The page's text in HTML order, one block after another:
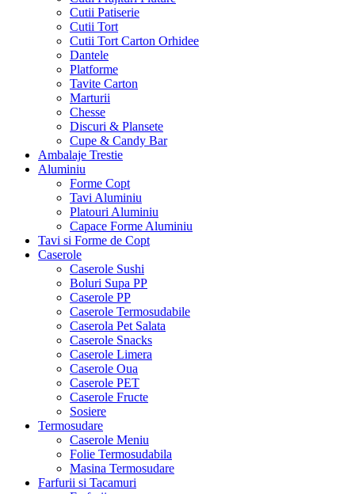
Cutii Patiserie
Cutii Tort
Cutii Tort Carton Orhidee
Dantele
Platforme
Tavite Carton
Marturii
Chesse
Discuri & Plansete
Cupe & Candy Bar
Ambalaje Trestie
Aluminiu
Forme Copt
Tavi Aluminiu
Platouri Aluminiu
Capace Forme Aluminiu
Tavi si Forme de Copt
Caserole
Caserole Sushi
Boluri Supa PP
Caserole PP
Caserole Termosudabile
Caserola Pet Salata
Caserole Snacks
Caserole Limera
Caserole Oua
Caserole PET
Caserole Fructe
Sosiere
Termosudare
Caserole Meniu
Folie Termosudabila
Masina Termosudare
Farfurii si Tacamuri